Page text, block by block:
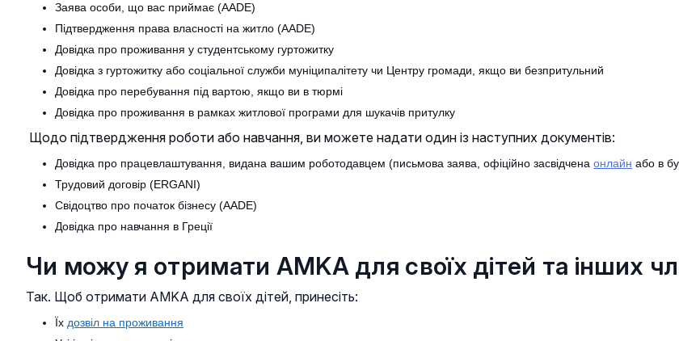
Заява особи, що вас приймає (AADE)
Підтвердження права власності на житло (AADE)
Довідка про проживання у студентському гуртожитку
Довідка з гуртожитку або соціальної служби муніципалітету чи Центру громади, якщо ви безпритульний
Довідка про перебування під вартою, якщо ви в тюрмі
Довідка про проживання в рамках житлової програми для шукачів притулку
Щодо підтвердження роботи або навчання, ви можете надати один із наступних документів:
Довідка про працевлаштування, видана вашим роботодавцем (письмова заява, офіційно засвідчена онлайн або в
Трудовий договір (ERGANI)
Свідоцтво про початок бізнесу (AADE)
Довідка про навчання в Греції
Чи можу я отримати AMKA для своїх дітей та інших
Так. Щоб отримати AMKA для своїх дітей, принесіть:
Їх дозвіл на проживання